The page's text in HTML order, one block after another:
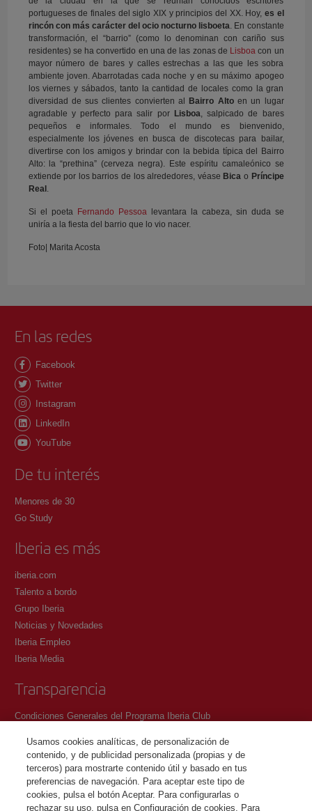
portugueses de finales del siglo XIX y principios del XX. Hoy, es el
rincón con más carácter del ocio nocturno lisboeta . En constante
transformación, el “barrio” (como lo denominan con cariño sus
residentes) se ha convertido en una de las zonas de Lisboa con un
mayor número de bares y calles estrechas a las que les sobra
ambiente joven. Abarrotadas cada noche y en su máximo apogeo
los viernes y sábados, tanto la cantidad de locales como la gran
diversidad de sus clientes convierten al Bairro Altoen un lugar
agradable y perfecto para salir por Lisboa , salpicado de bares
pequeños e informales. Todo el mundo es bienvenido,
especialmente los jóvenes en busca de discotecas para bailar,
divertirse con los amigos y brindar con la bebida típica del Bairro
Alto: la “prethina” (cerveza negra). Este espíritu camaleónico se
extiende por los barrios de los alrededores, véase Bica o Príncipe
Real.
Si el poeta Fernando Pessoa levantara la cabeza, sin duda se
uniría a la fiesta del barrio que lo vio nacer.
Foto| Marita Acosta
En las redes
Facebook
Twitter
Instagram
LinkedIn
YouTube
De tu interés
Menores de 30
Go Study
Iberia es más
iberia.com
Talento a bordo
Grupo Iberia
Noticias y Novedades
Iberia Empleo
Iberia Media
Transparencia
Condiciones Generales del Programa Iberia Club
Política de protección de datos personales
Gestión y Política de cookies
Contacto
Usamos cookies analíticas, de personalización de
contenido, y de publicidad personalizada (propias y de
terceros) para mostrarte contenido útil y basado en tus
preferencias de navegación. Para aceptar este tipo de
cookies, pulsa el botón Aceptar. Para configurarlas o
rechazar su uso, pulsa en Configuración de cookies. Para